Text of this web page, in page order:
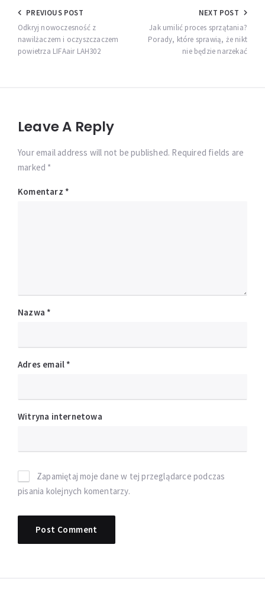
Nawigacja
wpisu
PREVIOUS POST
Odkryj nowoczesność z
nawilżaczem i oczyszczaczem
powietrza LIFAair LAH302
NEXT POST
Jak umilić proces sprzątania?
Porady, które sprawią, że nikt
nie będzie narzekać
Leave A Reply
Your email address will not be published. Required fields are
marked *
Komentarz *
Nazwa *
Adres email *
Witryna internetowa
Zapamiętaj moje dane w tej przeglądarce podczas
pisania kolejnych komentarzy.